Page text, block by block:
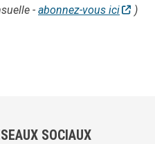
- abonnez-vous ici )
SOCIAUX